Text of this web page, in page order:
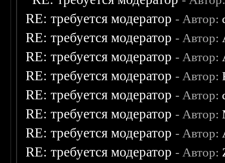
RE: требуется модератор - Автор:
RE: требуется модератор - Автор:
RE: требуется модератор - Автор:
RE: требуется модератор - Автор:
RE: требуется модератор - Автор:
RE: требуется модератор - Автор:
RE: требуется модератор - Автор:
RE: требуется модератор - Автор: